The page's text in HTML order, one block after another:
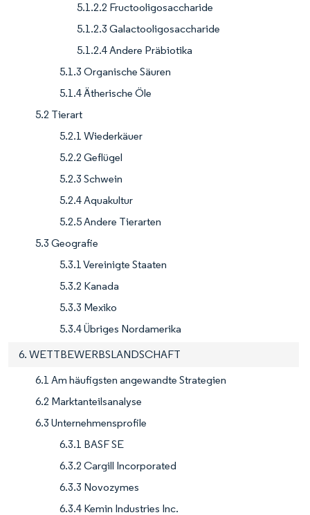
5.1.2.2 Fructooligosaccharide
5.1.2.3 Galactooligosaccharide
5.1.2.4 Andere Präbiotika
5.1.3 Organische Säuren
5.1.4 Ätherische Öle
5.2 Tierart
5.2.1 Wiederkäuer
5.2.2 Geflügel
5.2.3 Schwein
5.2.4 Aquakultur
5.2.5 Andere Tierarten
5.3 Geografie
5.3.1 Vereinigte Staaten
5.3.2 Kanada
5.3.3 Mexiko
5.3.4 Übriges Nordamerika
6. WETTBEWERBSLANDSCHAFT
6.1 Am häufigsten angewandte Strategien
6.2 Marktanteilsanalyse
6.3 Unternehmensprofile
6.3.1 BASF SE
6.3.2 Cargill Incorporated
6.3.3 Novozymes
6.3.4 Kemin Industries Inc.